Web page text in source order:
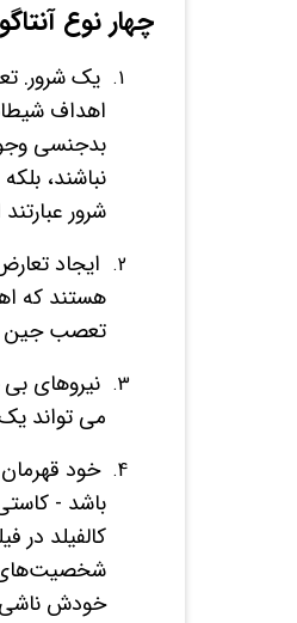
چهار نوع
یک شرور.
اهداف
بدجنسی
نباشند،
شرور
ایجاد
هستند که
تعصب جین
نیروهای
می تواند یک
خود
باشد -
کالفیلد در
شخصیت‌های
خودش